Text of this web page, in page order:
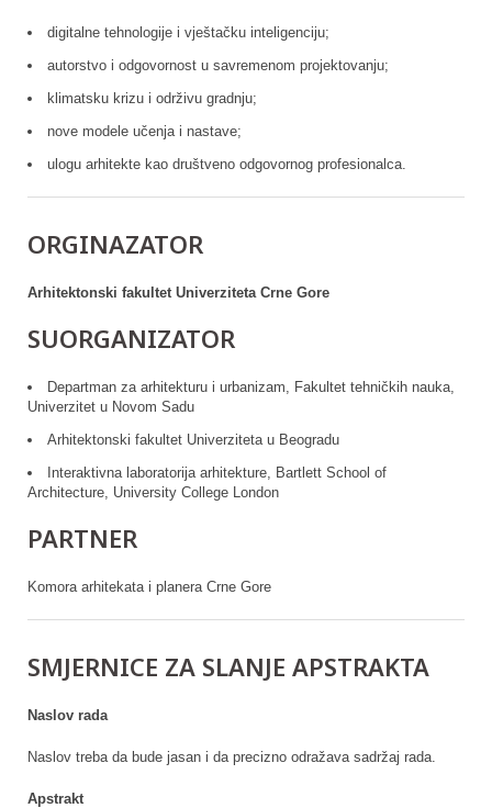
digitalne tehnologije i vještačku inteligenciju;
autorstvo i odgovornost u savremenom projektovanju;
klimatsku krizu i održivu gradnju;
nove modele učenja i nastave;
ulogu arhitekte kao društveno odgovornog profesionalca.
ORGINAZATOR
Arhitektonski fakultet Univerziteta Crne Gore
SUORGANIZATOR
Departman za arhitekturu i urbanizam, Fakultet tehničkih nauka,
Univerzitet u Novom Sadu
Arhitektonski fakultet Univerziteta u Beogradu
Interaktivna laboratorija arhitekture, Bartlett School of
Architecture, University College London
PARTNER
Komora arhitekata i planera Crne Gore
SMJERNICE ZA SLANJE APSTRAKTA
Naslov rada
Naslov treba da bude jasan i da precizno odražava sadržaj rada.
Apstrakt